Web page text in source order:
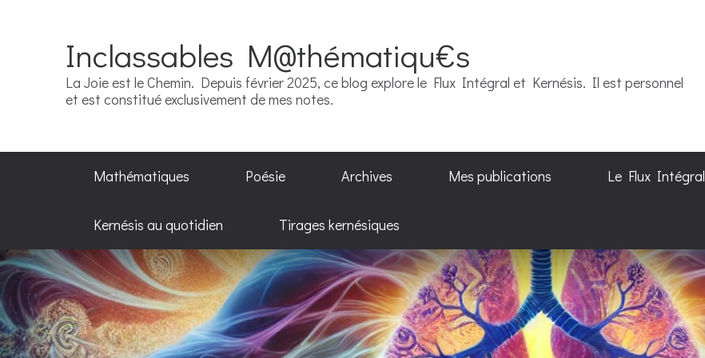
Inclassables M@thématiqu€s
La Joie est le Chemin. Depuis février 2025, ce blog explore le Flux Intégral et Kernésis. Il est personnel
et est constitué exclusivement de mes notes.
Mathématiques Poésie Archives Mes publications Le Flux Intégral
Kernésis au quotidien Tirages kernésiques